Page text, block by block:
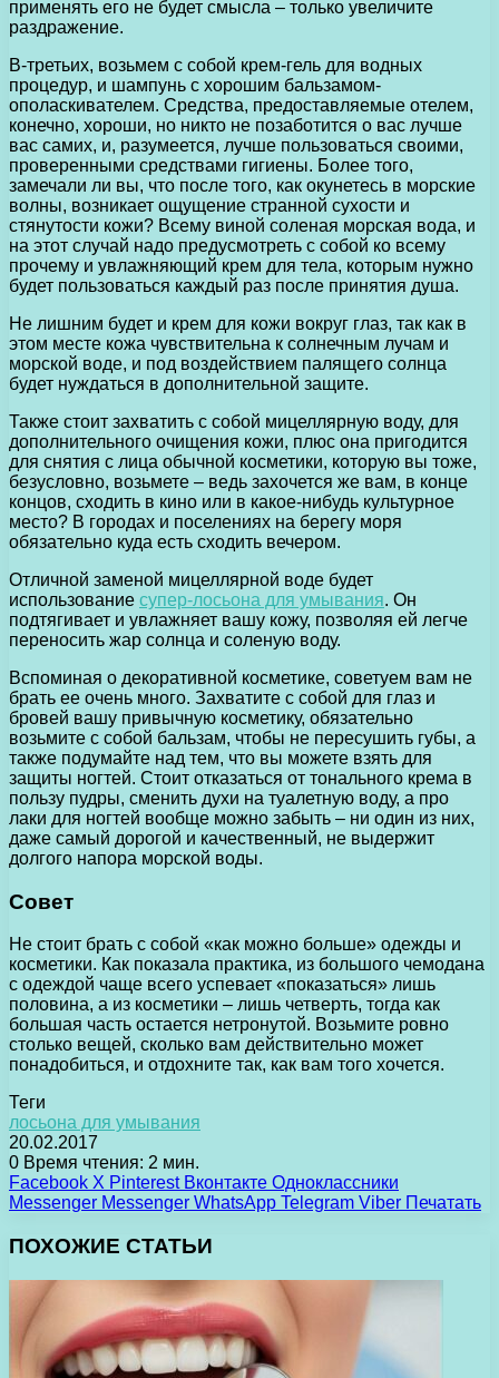
применять его не будет смысла – только увеличите
раздражение.
В-третьих, возьмем с собой крем-гель для водных
процедур, и шампунь с хорошим бальзамом-
ополаскивателем. Средства, предоставляемые отелем,
конечно, хороши, но никто не позаботится о вас лучше
вас самих, и, разумеется, лучше пользоваться своими,
проверенными средствами гигиены. Более того,
замечали ли вы, что после того, как окунетесь в морские
волны, возникает ощущение странной сухости и
стянутости кожи? Всему виной соленая морская вода, и
на этот случай надо предусмотреть с собой ко всему
прочему и увлажняющий крем для тела, которым нужно
будет пользоваться каждый раз после принятия душа.
Не лишним будет и крем для кожи вокруг глаз, так как в
этом месте кожа чувствительна к солнечным лучам и
морской воде, и под воздействием палящего солнца
будет нуждаться в дополнительной защите.
Также стоит захватить с собой мицеллярную воду, для
дополнительного очищения кожи, плюс она пригодится
для снятия с лица обычной косметики, которую вы тоже,
безусловно, возьмете – ведь захочется же вам, в конце
концов, сходить в кино или в какое-нибудь культурное
место? В городах и поселениях на берегу моря
обязательно куда есть сходить вечером.
Отличной заменой мицеллярной воде будет
использование супер-лосьона для умывания. Он
подтягивает и увлажняет вашу кожу, позволяя ей легче
переносить жар солнца и соленую воду.
Вспоминая о декоративной косметике, советуем вам не
брать ее очень много. Захватите с собой для глаз и
бровей вашу привычную косметику, обязательно
возьмите с собой бальзам, чтобы не пересушить губы, а
также подумайте над тем, что вы можете взять для
защиты ногтей. Стоит отказаться от тонального крема в
пользу пудры, сменить духи на туалетную воду, а про
лаки для ногтей вообще можно забыть – ни один из них,
даже самый дорогой и качественный, не выдержит
долгого напора морской воды.
Совет
Не стоит брать с собой «как можно больше» одежды и
косметики. Как показала практика, из большого чемодана
с одеждой чаще всего успевает «показаться» лишь
половина, а из косметики – лишь четверть, тогда как
большая часть остается нетронутой. Возьмите ровно
столько вещей, сколько вам действительно может
понадобиться, и отдохните так, как вам того хочется.
Теги
лосьона для умывания
20.02.2017
0 Время чтения: 2 мин.
Facebook X Pinterest Вконтакте Одноклассники
Messenger Messenger WhatsApp Telegram Viber Печатать
ПОХОЖИЕ СТАТЬИ